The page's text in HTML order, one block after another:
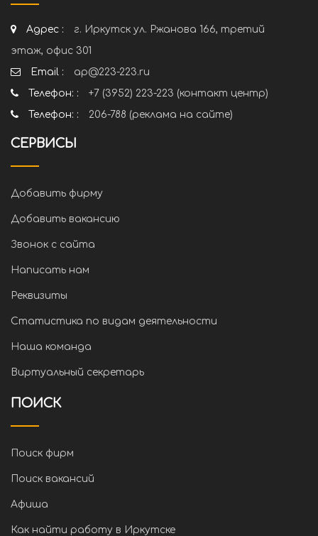
Адрес :
г. Иркутск ул. Ржанова 166, третий
этаж, офис 301
Email :
ap@223-223.ru
Телефон: :
+7 (3952) 223-223 (контакт центр)
Телефон: :
206-788 (реклама на сайте)
СЕРВИСЫ
Добавить фирму
Добавить вакансию
Звонок с сайта
Написать нам
Реквизиты
Статистика по видам деятельности
Наша команда
Виртуальный секретарь
ПОИСК
Поиск фирм
Поиск вакансий
Афиша
Как найти работу в Иркутске